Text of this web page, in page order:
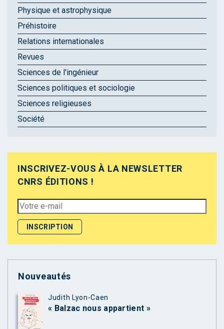
Physique et astrophysique
Préhistoire
Relations internationales
Revues
Sciences de l'ingénieur
Sciences politiques et sociologie
Sciences religieuses
Société
INSCRIVEZ-VOUS À LA NEWSLETTER
CNRS ÉDITIONS !
Nouveautés
Judith Lyon-Caen
« Balzac nous appartient »